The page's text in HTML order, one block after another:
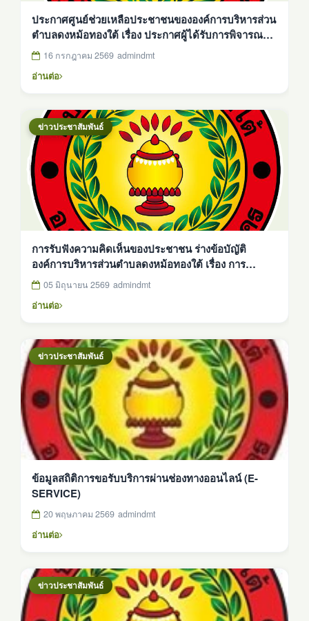
ประกาศศูนย์ช่วยเหลือประชาชนขององค์การบริหารส่วน
ตำบลดงหม้อทองใต้ เรื่อง ประกาศผู้ได้รับการพิจารณา
ให้การช่วยเหลือด้านสาธารณภัย ประกาศ ณ วันที่ 16
กรกฎาคม 2569
16 กรกฎาคม 2569 admindmt
อ่านต่อ
ข่าวประชาสัมพันธ์
การรับฟังความคิดเห็นของประชาชน ร่างข้อบัญัติ
องค์การบริหารส่วนตำบลดงหม้อทองใต้ เรื่อง การ
ควบคุมสถานประกอบกิจการและดำเนินกิจการ รับซื้อ
หรือสะสมยางก้อน หรือยางก้อนถ้วย ยางแผ่น พ.ศ. 2569
05 มิถุนายน 2569 admindmt
อ่านต่อ
ข่าวประชาสัมพันธ์
ข้อมูลสถิติการขอรับบริการผ่านช่องทางออนไลน์ (E-
SERVICE)
20 พฤษภาคม 2569 admindmt
อ่านต่อ
ข่าวประชาสัมพันธ์